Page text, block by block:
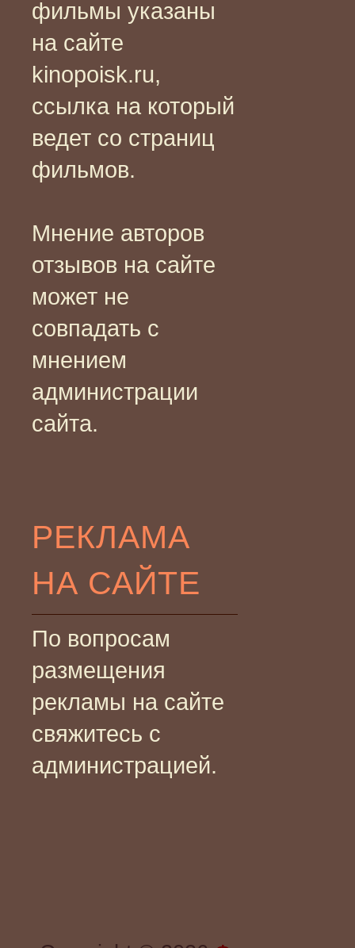
фильмы указаны
на сайте
kinopoisk.ru,
ссылка на который
ведет со страниц
фильмов.
Мнение авторов
отзывов на сайте
может не
совпадать с
мнением
администрации
сайта.
РЕКЛАМА
НА САЙТЕ
По вопросам
размещения
рекламы на сайте
свяжитесь с
администрацией.